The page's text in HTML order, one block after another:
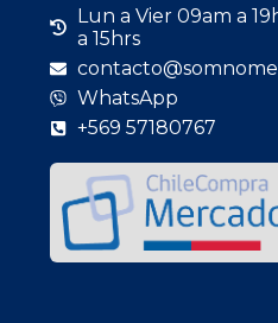
Lun a Vier 09am a
a 15hrs
WhatsApp
+569 57180767